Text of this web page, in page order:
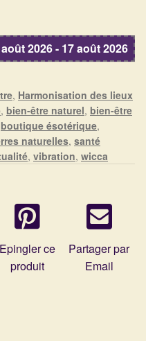
2026 - 17 août 2026
, Harmonisation des lieux
, bien-être naturel, bien-être
boutique ésotérique,
naturelles, santé
, vibration, wicca
Epingler ce
produit
Partager par
Email